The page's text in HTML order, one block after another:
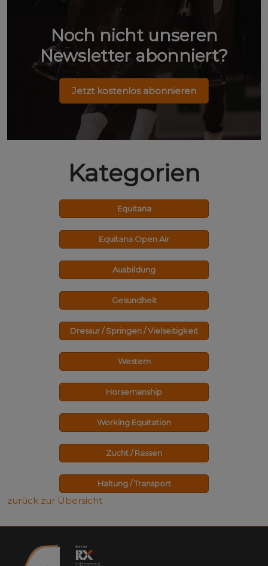
Noch nicht unseren
Newsletter abonniert?
Jetzt kostenlos abonnieren
Kategorien
Equitana
Equitana Open Air
Ausbildung
Gesundheit
Dressur / Springen / Vielseitigkeit
Western
Horsemanship
Working Equitation
Zucht / Rassen
Haltung / Transport
zurück zur Übersicht